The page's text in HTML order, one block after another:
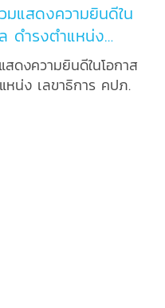
มแสดงความยินดีใน
ดงความยินดีในโอกาส
น่ง เลขาธิการ คปภ.